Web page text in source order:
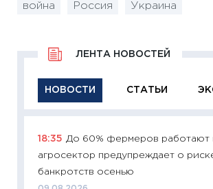
война Россия Украина
НОВОСТИ СТАТЬИ
ЛЕНТА НОВОСТЕЙ
18:35 До 60% фермеров работают
агросектор предупреждает о
банкротств осенью